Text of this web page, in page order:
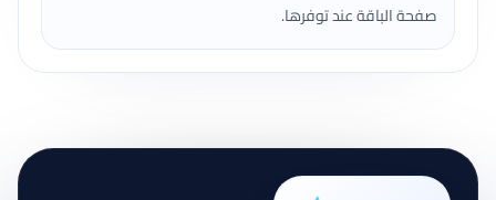
صفحة الباقة عند توفرها.